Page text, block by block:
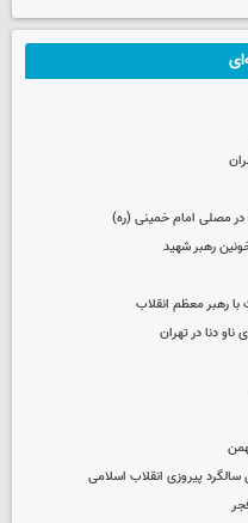
در مصلی امام خمینی (ره)
رهبر شهید
با رهبر معظم انقلاب
دنا در تهران
پیروزی انقلاب اسلامی